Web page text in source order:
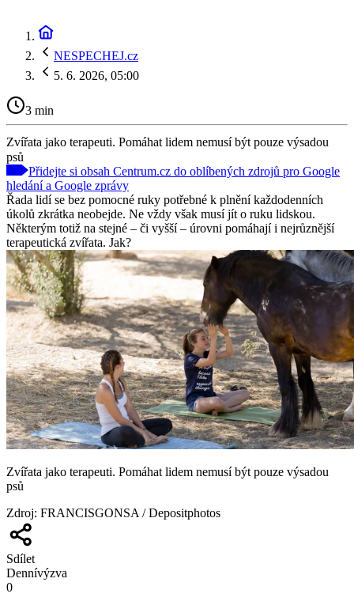
NESPECHEJ.cz
5. 6. 2026, 05:00
3 min
Zvířata jako terapeuti. Pomáhat lidem nemusí být pouze výsadou
psů
Přidejte si obsah Centrum.cz do oblíbených zdrojů pro Google
hledání a Google zprávy
Řada lidí se bez pomocné ruky potřebné k plnění každodenních
úkolů zkrátka neobejde. Ne vždy však musí jít o ruku lidskou.
Některým totiž na stejné – či vyšší – úrovni pomáhají i nejrůznější
terapeutická zvířata. Jak?
Zvířata jako terapeuti. Pomáhat lidem nemusí být pouze výsadou
psů
Zdroj: FRANCISGONSA / Depositphotos
Sdílet
Dennívýzva
0